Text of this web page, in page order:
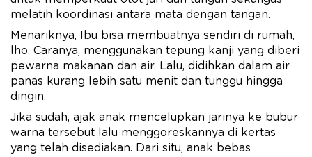
melatih koordinasi antara mata dengan tangan.
Menariknya, Ibu bisa membuatnya sendiri di rumah,
lho. Caranya, menggunakan tepung kanji yang diberi
pewarna makanan dan air. Lalu, didihkan dalam air
panas kurang lebih satu menit dan tunggu hingga
dingin.
Jika sudah, ajak anak mencelupkan jarinya ke bubur
warna tersebut lalu menggoreskannya di kertas
yang telah disediakan. Dari situ, anak bebas